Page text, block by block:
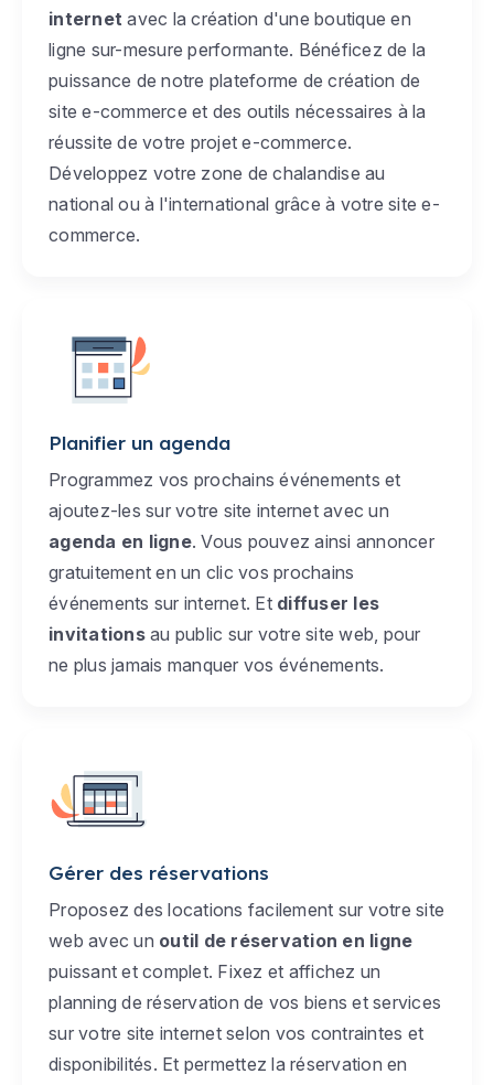
internet avec la création d'une boutique en
ligne sur-mesure performante. Bénéficez de la
puissance de notre plateforme de création de
site e-commerce et des outils nécessaires à la
réussite de votre projet e-commerce.
Développez votre zone de chalandise au
national ou à l'international grâce à votre site e-
commerce.
Planifier un agenda
Programmez vos prochains événements et
ajoutez-les sur votre site internet avec un
agenda en ligne. Vous pouvez ainsi annoncer
gratuitement en un clic vos prochains
événements sur internet. Et diffuser les
invitationsau public sur votre site web, pour
ne plus jamais manquer vos événements.
Gérer des réservations
Proposez des locations facilement sur votre site
web avec un outil de réservation en ligne
puissant et complet. Fixez et affichez un
planning de réservation de vos biens et services
sur votre site internet selon vos contraintes et
disponibilités. Et permettez la réservation en